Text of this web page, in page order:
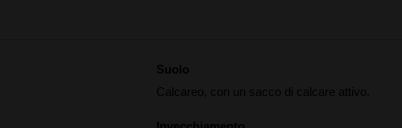
Suolo
Calcareo, con un sacco di calcare attivo.